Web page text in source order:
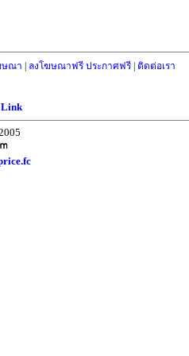
ษณา | ลงโฆษณาฟรี ประกาศฟรี| ติดต่อเรา